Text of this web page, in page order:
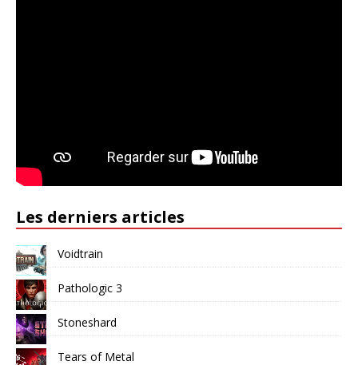
Les derniers articles
Voidtrain
Pathologic 3
Stoneshard
Tears of Metal